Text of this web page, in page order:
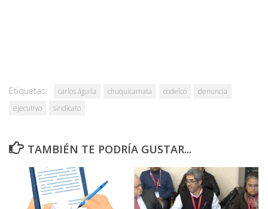
Etiquetas: carlos águila chuquicamata codelco
denuncia
ejecutivo
sindicato
TAMBIÉN TE PODRÍA GUSTAR...